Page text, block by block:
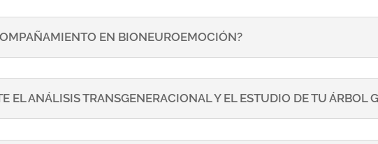
EN BIONEUROEMOCIÓN?
EL ANÁLISIS TRANSGENERACIONAL Y EL ESTUDIO DE TU ÁRBOL